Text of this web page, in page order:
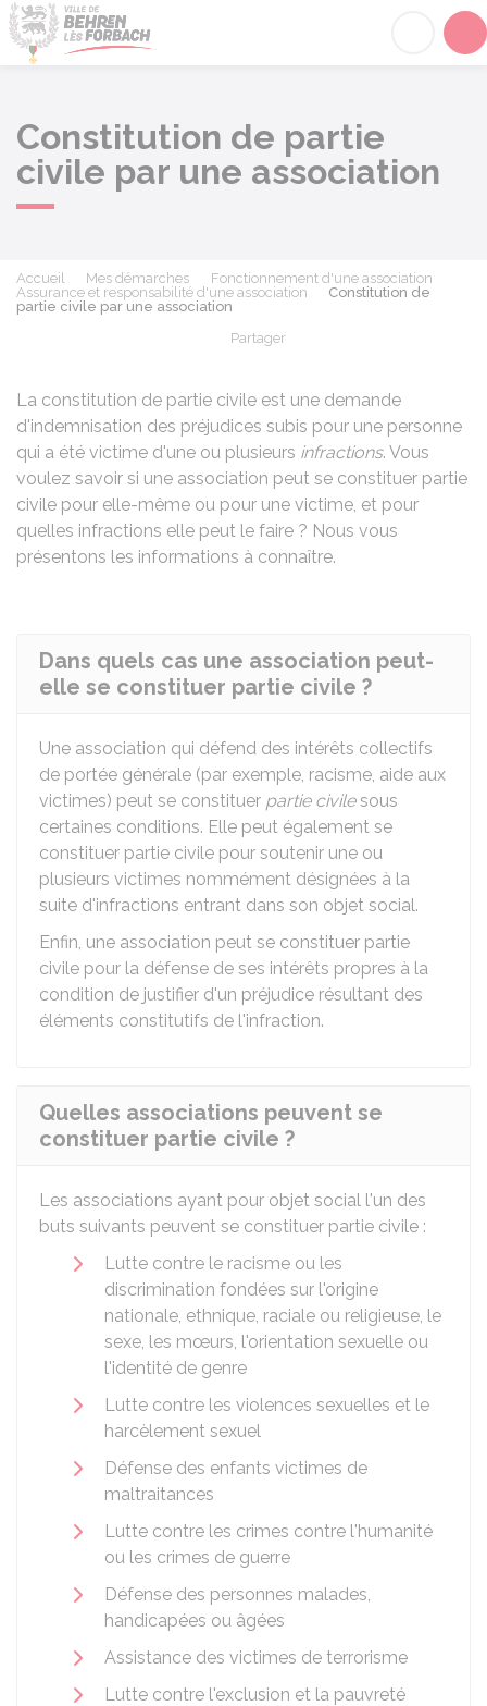
Constitution de partie
civile par une association
Accueil Mes démarches
Fonctionnement d'une association
Assurance et responsabilité d'une association
Constitution de
partie civile par une association
Partager
La constitution de partie civile est une demande
d'indemnisation des préjudices subis pour une personne
qui a été victime d'une ou plusieurs infractions. Vous
voulez savoir si une association peut se constituer partie
civile pour elle-même ou pour une victime, et pour
quelles infractions elle peut le faire ? Nous vous
présentons les informations à connaître.
Dans quels cas une association peut-
elle se constituer partie civile ?
Une association qui défend des intérêts collectifs
de portée générale (par exemple, racisme, aide aux
victimes) peut se constituer partie civilesous
certaines conditions. Elle peut également se
constituer partie civile pour soutenir une ou
plusieurs victimes nommément désignées à la
suite d'infractions entrant dans son objet social.
Enfin, une association peut se constituer partie
civile pour la défense de ses intérêts propres à la
condition de justifier d'un préjudice résultant des
éléments constitutifs de l'infraction.
Quelles associations peuvent se
constituer partie civile ?
Les associations ayant pour objet social l'un des
buts suivants peuvent se constituer partie civile :
Lutte contre le racisme ou les
discrimination fondées sur l'origine
nationale, ethnique, raciale ou religieuse, le
sexe, les mœurs, l'orientation sexuelle ou
l'identité de genre
Lutte contre les violences sexuelles et le
harcèlement sexuel
Défense des enfants victimes de
maltraitances
Lutte contre les crimes contre l'humanité
ou les crimes de guerre
Défense des personnes malades,
handicapées ou âgées
Assistance des victimes de terrorisme
Lutte contre l'exclusion et la pauvreté